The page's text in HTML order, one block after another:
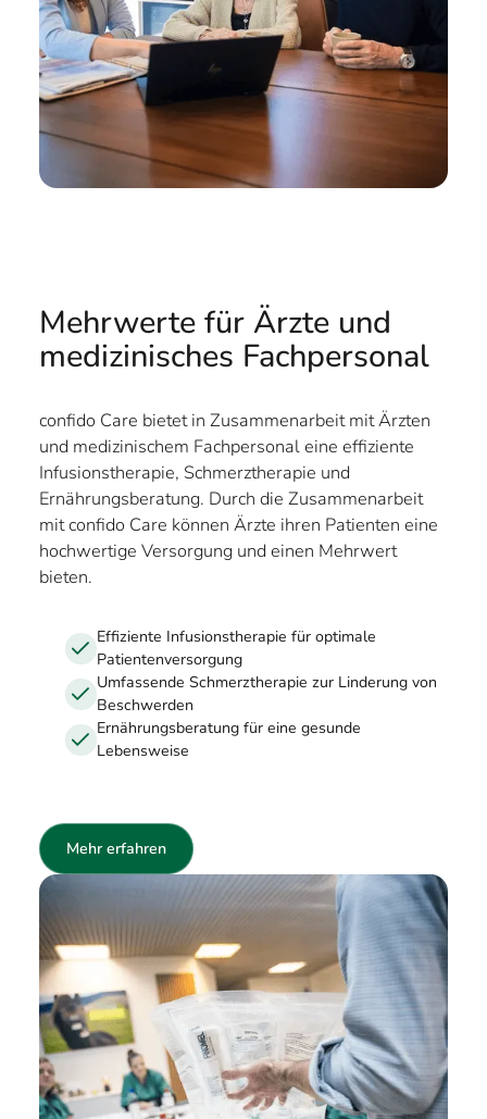
Mehrwerte für Ärzte und
medizinisches Fachpersonal
confido Care bietet in Zusammenarbeit mit Ärzten
und medizinischem Fachpersonal eine effiziente
Infusionstherapie, Schmerztherapie und
Ernährungsberatung. Durch die Zusammenarbeit
mit confido Care können Ärzte ihren Patienten eine
hochwertige Versorgung und einen Mehrwert
bieten.
Effiziente Infusionstherapie für optimale
Patientenversorgung
Umfassende Schmerztherapie zur Linderung von
Beschwerden
Ernährungsberatung für eine gesunde
Lebensweise
Mehr erfahren